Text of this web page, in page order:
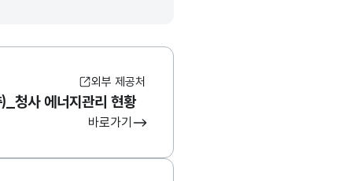
외부 제공처
청사 에너지관리 현황
바로가기